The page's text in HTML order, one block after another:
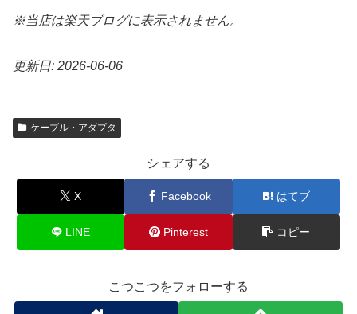
※当店は楽天ブログに表示されません。
更新日: 2026-06-06
ケーブル・アダプタ
シェアする
X Facebook はてブ
LINE Pinterest コピー
こつこつをフォローする